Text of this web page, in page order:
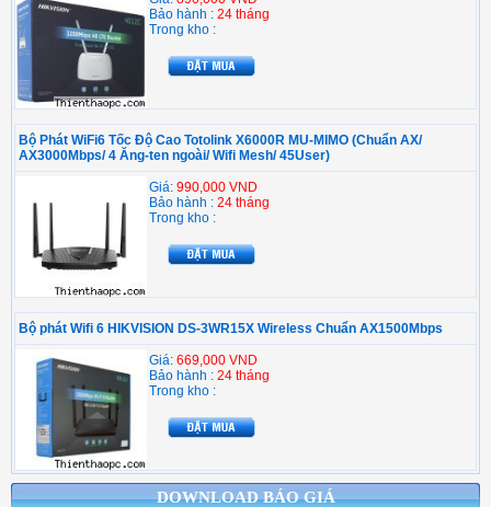
DOWNLOAD BÁO GIÁ
Bảo hành : 24 tháng
Trong kho :
Bộ Phát WiFi6 Tốc Độ Cao Totolink X6000R MU-MIMO (Chuẩn AX/
AX3000Mbps/ 4 Ăng-ten ngoài/ Wifi Mesh/ 45User)
Giá: 990,000 VND
Bảo hành : 24 tháng
Trong kho :
Bộ phát Wifi 6 HIKVISION DS-3WR15X Wireless Chuẩn AX1500Mbps
Giá: 669,000 VND
Bảo hành : 24 tháng
Trong kho :